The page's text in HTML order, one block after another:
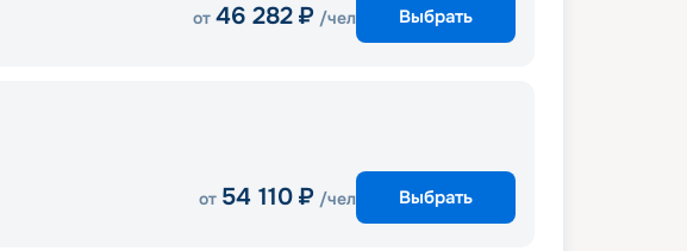
от 46 282 ₽ /чел Выбрать
от 54 110 ₽ /чел Выбрать